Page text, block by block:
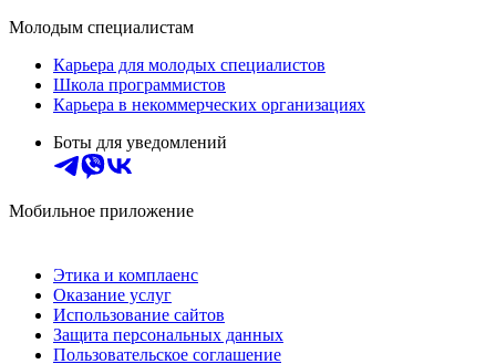
Молодым специалистам
Карьера для молодых специалистов
Школа программистов
Карьера в некоммерческих организациях
Боты для уведомлений
Мобильное приложение
Этика и комплаенс
Оказание услуг
Использование сайтов
Защита персональных данных
Пользовательское соглашение